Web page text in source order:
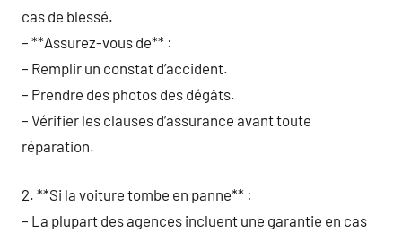
cas de blessé.
– **Assurez-vous de** :
– Remplir un constat d’accident.
– Prendre des photos des dégâts.
– Vérifier les clauses d’assurance avant toute
réparation.
2. **Si la voiture tombe en panne** :
– La plupart des agences incluent une garantie en cas